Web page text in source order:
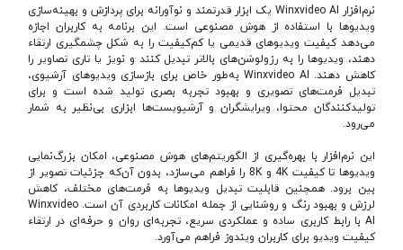
نرم‌افزار Winxvideo AI یک ابزار قدرتمند و نوآورانه برای پردازش و بهینه‌سازی
ویدیوها با استفاده از هوش مصنوعی است. این برنامه به کاربران اجازه
می‌دهد کیفیت ویدیوهای قدیمی یا کم‌کیفیت را به شکل چشمگیری ارتقاء
دهند، ویدیوها را به رزولوشن‌های بالاتر تبدیل کنند و نویز یا تاری تصاویر را
کاهش دهند. Winxvideo AI به‌طور خاص برای بازسازی ویدیوهای آرشیوی،
تبدیل فرمت‌های تصویری و بهبود تجربه بصری تولید شده است و برای
تولیدکنندگان محتوا، ویرایشگران و آرشیویست‌ها ابزاری بی‌نظیر به شمار
می‌رود.
این نرم‌افزار با بهره‌گیری از الگوریتم‌های هوش مصنوعی، امکان بزرگ‌نمایی
ویدیوها تا کیفیت 4K و 8K را فراهم می‌سازد، بدون آن‌که جزئیات تصویر از
بین برود. همچنین قابلیت تبدیل ویدیوها به فرمت‌های مختلف، کاهش
لرزش و بهبود رنگ و روشنایی از جمله امکانات کاربردی آن است. Winxvideo
AI با رابط کاربری ساده و عملکردی سریع، تجربه‌ای روان و حرفه‌ای در ارتقاء
کیفیت ویدیو برای کاربران ویندوز فراهم می‌آورد.